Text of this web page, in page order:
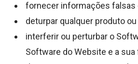
fornecer informações falsas
deturpar qualquer produto
interferir ou perturbar o
Software do Website e a